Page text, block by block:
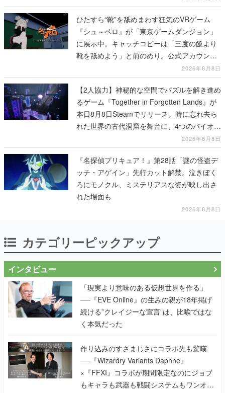
に展示中。キャッチコピーは「三度の飯より
靴を舐めよう」と前のめり。公式アカウント
も開設され、2026年リリースに向けて開発中
2026年8月8日
【2人協力】神秘的な空間でパズルを解き進め
るゲーム『Together in Forgotten Lands』が
本日8月8日Steamでリリース。時に忘れ去ら
れた世界の古代洞窟を舞台に、4つのバイオー
ムを探索しながら脱出を目指す
2026年8月8日
『名探偵プリキュア！』第28話「謎の怪盗デ
ッチ・アゲイン」先行カット解禁。泣きぼく
ろにモノクル、ミステリアスな姿が映し出さ
れた場面も
2026年8月8日
カテゴリーピックアップ
「現実より意味のある仮想世界を作る」
──『EVE Online』の生みの親が18年掲げ
く本気だった
作り込みのすさまじさにコラボ先も驚嘆
──『Wizardry Variants Daphne』
×『FFXI』コラボが期間限定なのにジョブ
もキャラも武器も戦闘システムもワンオフ
で作り込まれた理由を両ディレクターに聞
く
『TATSUJIN』の弓削雅稔×『ライデンファ
イターズ』の齋藤貴幸──かつて縦シュー全